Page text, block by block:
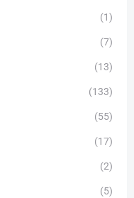
(1)
(7)
(13)
(133)
(55)
(17)
(2)
(5)